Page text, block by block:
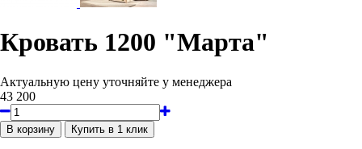
Кровать 1200 "Марта"
Актуальную цену уточняйте у менеджера
43 200